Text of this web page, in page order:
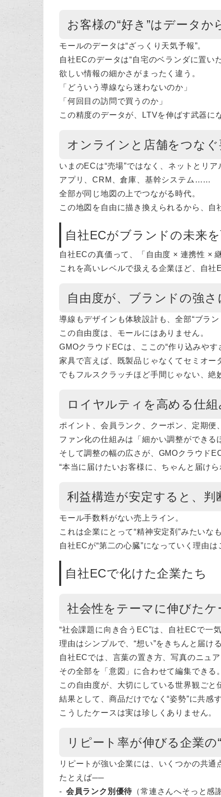
お客様の“好き”はデータか
モールのデータは“ざっくり天気予報”。
自社ECのデータは“自宅のベランダに置い
欲しい情報の細かさがまったく違う。
「どういう導線なら迷わないのか」
「何回目の訪問で買うのか」
この精度のデータが、LTVを伸ばす武器に
オンラインと店舗をつな
いまのECは“売場”ではなく、ネットとリア
アプリ、CRM、倉庫、基幹システム……
全部が同じ地図の上でつながる時代。
この地図を自由に描き換えられるから、自
自社ECがブランドの未来
自社ECの真価って、「自由度 × 連携性 ×
これを高いレベルで扱える企業ほど、自
自由度が、ブランドの強
導線もデザインも体験設計も、全部“ブラ
この自由度は、モールにはありません。
GMOクラウドECは、ここの“作り込みやす
家具で言えば、既製品じゃなくてセミオー
でもフルスクラッチほど手間じゃない、絶
ロイヤルティを高める仕
ポイント、会員ランク、クーポン、定期
ファン化の仕組みは「細かい調整ができる
そして調整の幅の広さが、GMOクラウド
“本当に届けたいお客様に、ちゃんと届け
利益構造が安定すると、判
モール手数料がない売上ライン。
これは企業にとって“精神安定剤”みたい
自社ECが“第二の心臓”になっていく理由
自社ECで化けた企業たち
社会性をテーマに伸びたケ
“社会課題に向き合うEC”は、自社ECで一
理由はシンプルで、“想い”をきちんと届
自社ECでは、言葉の置き方、写真のニュ
その全部を「意図」に合わせて編集できる
この自由度が、大切にしている世界観ごと
結果として、商品だけでなく“姿勢”に共
こうしたケースは実は珍しくありません。
リピート率が伸びる企業の
リピートが強い企業には、いくつかの共通
たとえば──
会員ランク別優待 （常連さんへそっと感